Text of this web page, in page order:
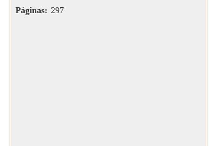
Páginas: 297